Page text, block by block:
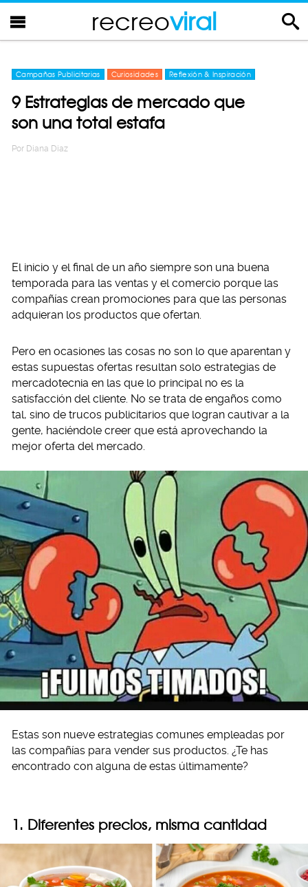
recreoviral
Campañas Publicitarias Curiosidades Reflexión & Inspiración
9 Estrategias de mercado que
son una total estafa
Por Diana Diaz
El inicio y el final de un año siempre son una buena
temporada para las ventas y el comercio porque las
compañías crean promociones para que las personas
adquieran los productos que ofertan.
Pero en ocasiones las cosas no son lo que aparentan y
estas supuestas ofertas resultan solo estrategias de
mercadotecnia en las que lo principal no es la
satisfacción del cliente. No se trata de engaños como
tal, sino de trucos publicitarios que logran cautivar a la
gente, haciéndole creer que está aprovechando la
mejor oferta del mercado.
Estas son nueve estrategias comunes empleadas por
las compañías para vender sus productos. ¿Te has
encontrado con alguna de estas últimamente?
1. Diferentes precios, misma cantidad